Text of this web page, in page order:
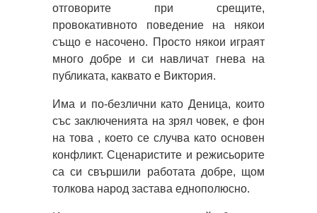
отговорите при срещите,
провокативното поведение на някои
също е насочено. Просто някои играят
много добре и си навличат гнева на
публиката, каквато е Виктория.
Има и по-безлични като Деница, които
със заключенията на зрял човек, е фон
на това , което се случва като основен
конфликт. Сценаристите и режисьорите
са си свършили работата добре, щом
толкова народ застава еднополюсно.